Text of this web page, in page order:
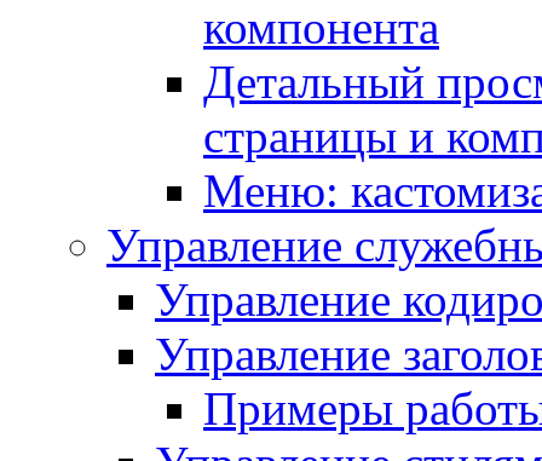
компонента
Детальный
страницы и
Меню:
Управление
Управление
Управление
Примеры